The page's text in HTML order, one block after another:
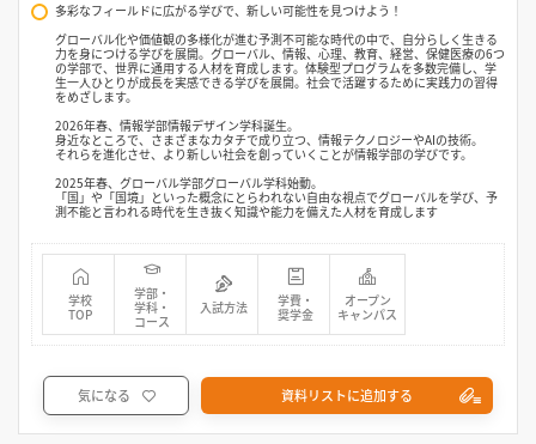
多彩なフィールドに広がる学びで、新しい可能性を見つけよう！
グローバル化や価値観の多様化が進む予測不可能な時代の中で、自分らしく生きる
力を身につける学びを展開。グローバル、情報、心理、教育、経営、保健医療の6つ
の学部で、世界に通用する人材を育成します。体験型プログラムを多数完備し、学
生一人ひとりが成長を実感できる学びを展開。社会で活躍するために実践力の習得
をめざします。
2026年春、情報学部情報デザイン学科誕生。
身近なところで、さまざまなカタチで成り立つ、情報テクノロジーやAIの技術。
それらを進化させ、より新しい社会を創っていくことが情報学部の学びです。
2025年春、グローバル学部グローバル学科始動。
「国」や「国境」といった概念にとらわれない自由な視点でグローバルを学び、予
測不能と言われる時代を生き抜く知識や能力を備えた人材を育成します
学校
TOP
学部・
学科・
コース
入試方法
学費・
奨学金
オープン
キャンパス
気になる 資料リストに追加する